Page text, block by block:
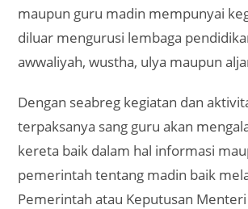
maupun guru madin mempunyai
diluar mengurusi lembaga
awwaliyah, wustha, ulya maupun
Dengan seabreg kegiatan dan
terpaksanya sang guru akan
kereta baik dalam hal informasi
pemerintah tentang madin baik
Pemerintah atau Keputusan Menteri